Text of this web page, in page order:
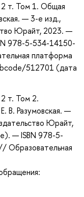
2 т. Том 1. Общая
— 3-е изд.,
Юрайт, 2023. —
978-5-534-14150-
платформа
512701 (дата
т. Том 2.
В. Разумовская. —
Юрайт,
— ISBN 978-5-
Образовательная